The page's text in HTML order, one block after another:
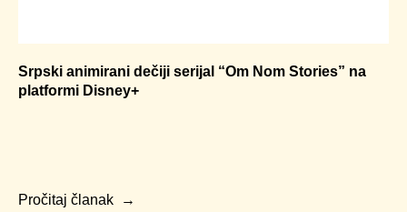
Srpski animirani dečiji serijal “Om Nom Stories” na
platformi Disney+
Pročitaj članak